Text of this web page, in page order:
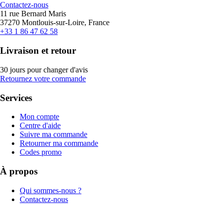
Contactez-nous
11 rue Bernard Maris
37270 Montlouis-sur-Loire, France
+33 1 86 47 62 58
Livraison et retour
30 jours pour changer d'avis
Retournez votre commande
Services
Mon compte
Centre d'aide
Suivre ma commande
Retourner ma commande
Codes promo
À propos
Qui sommes-nous ?
Contactez-nous